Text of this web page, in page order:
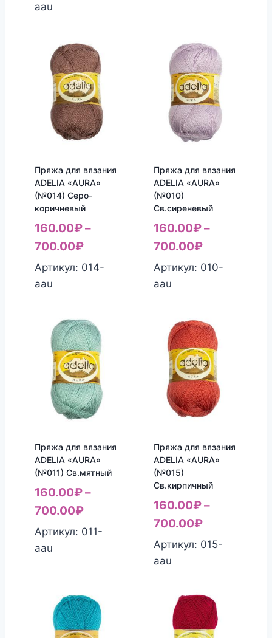
aau
Пряжа для вязания
ADELIA «AURA»
(№014) Серо-
коричневый
160.00₽–
700.00₽
Артикул: 014-
aau
Пряжа для вязания
ADELIA «AURA»
(№010)
Св.сиреневый
160.00₽–
700.00₽
Артикул: 010-
aau
Пряжа для вязания
ADELIA «AURA»
(№011) Св.мятный
160.00₽–
700.00₽
Артикул: 011-
aau
Пряжа для вязания
ADELIA «AURA»
(№015)
Св.кирпичный
160.00₽–
700.00₽
Артикул: 015-
aau